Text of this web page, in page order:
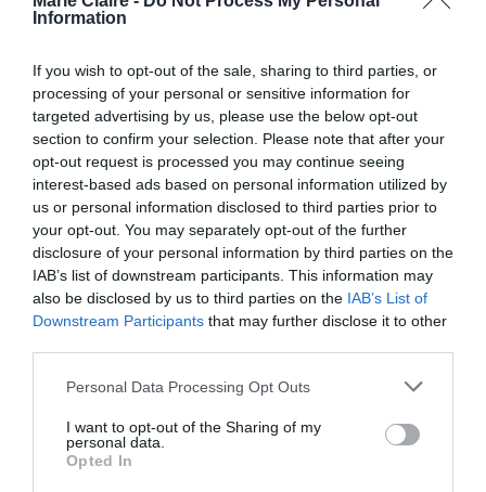
Information
If you wish to opt-out of the sale, sharing to third parties, or
processing of your personal or sensitive information for
targeted advertising by us, please use the below opt-out
section to confirm your selection. Please note that after your
opt-out request is processed you may continue seeing
interest-based ads based on personal information utilized by
us or personal information disclosed to third parties prior to
your opt-out. You may separately opt-out of the further
disclosure of your personal information by third parties on the
IAB’s list of downstream participants. This information may
also be disclosed by us to third parties on the IAB’s List of
Downstream Participants that may further disclose it to other
Personal Data Processing Opt Outs
I want to opt-out of the Sharing of my
personal data.
Opted In
ένα διάλειμμα « από την τρέλα του Μαρτίου,
προσθέτοντας ότι οι «προσπάθειες υποστήριξής
του» δεν της έδωσαν προσωπική ικανοποίηση.
Μάλιστα έχει ήδη στρέψει το βλέμμα της σε
έναν άλλο σταρ: τονConnor Storrieαπό το
Heated Rivalry».
να κάνει ένα διάλειμμα «από την
τρέλα του Μαρτίου, που κάλυψα τον
Chalamet και τα Όσκαρ», προσθέτοντας
ότι οι «προσπάθειες υποστήριξής του»
δεν της έδωσαν προσωπική